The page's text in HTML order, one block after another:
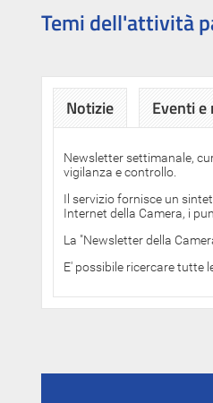
Temi dell'attività
Notizie Eventi
Newsletter settimanale,
vigilanza e controllo.
Il servizio fornisce un
Internet della Camera, i
La "Newsletter della
E' possibile ricercare tutte